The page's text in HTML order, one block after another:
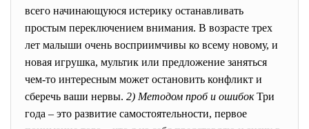
всего начинающуюся истерику останавливать
простым переключением внимания. В возрасте трех
лет малыши очень восприимчивы ко всему новому, и
новая игрушка, мультик или предложение заняться
чем-то интересным может остановить конфликт и
сберечь ваши нервы. 2) Методом проб и ошибокТри
года – это развитие самостоятельности, первое